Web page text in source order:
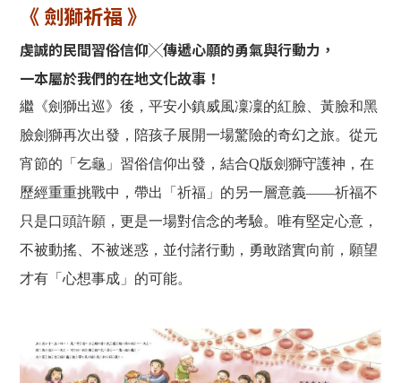
《 劍獅祈福 》
虔誠的民間習俗信仰╳傳遞心願的勇氣與行動力，
一本屬於我們的在地文化故事！
繼《劍獅出巡》後，平安小鎮威風凜凜的紅臉、黃臉和黑
臉劍獅再次出發，陪孩子展開一場驚險的奇幻之旅。從元
宵節的「乞龜」習俗信仰出發，結合Q版劍獅守護神，在
歷經重重挑戰中，帶出「祈福」的另一層意義——祈福不
只是口頭許願，更是一場對信念的考驗。唯有堅定心意，
不被動搖、不被迷惑，並付諸行動，勇敢踏實向前，願望
才有「心想事成」的可能。